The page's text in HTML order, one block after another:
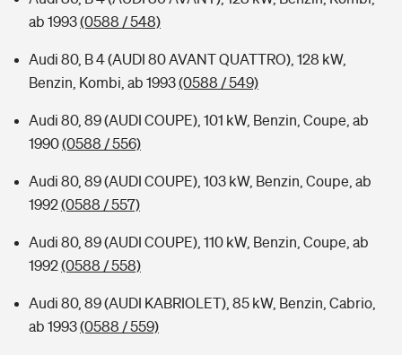
ab 1993(0588 / 548)
Audi 80, B 4 (AUDI 80 AVANT QUATTRO), 128 kW,
Benzin, Kombi, ab 1993(0588 / 549)
Audi 80, 89 (AUDI COUPE), 101 kW, Benzin, Coupe, ab
1990(0588 / 556)
Audi 80, 89 (AUDI COUPE), 103 kW, Benzin, Coupe, ab
1992(0588 / 557)
Audi 80, 89 (AUDI COUPE), 110 kW, Benzin, Coupe, ab
1992(0588 / 558)
Audi 80, 89 (AUDI KABRIOLET), 85 kW, Benzin, Cabrio,
ab 1993(0588 / 559)